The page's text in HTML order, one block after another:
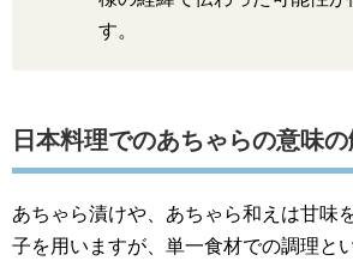
す。
日本料理でのあちゃらの意味
あちゃら漬けや、あちゃら和えは甘味
子を用いますが、単一食材での調理と